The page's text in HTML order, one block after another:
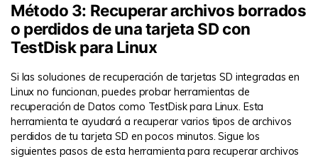
Método 3: Recuperar archivos borrados
o perdidos de una tarjeta SD con
TestDisk para Linux
Si las soluciones de recuperación de tarjetas SD integradas en
Linux no funcionan, puedes probar herramientas de
recuperación de Datos como TestDisk para Linux. Esta
herramienta te ayudará a recuperar varios tipos de archivos
perdidos de tu tarjeta SD en pocos minutos. Sigue los
siguientes pasos de esta herramienta para recuperar archivos